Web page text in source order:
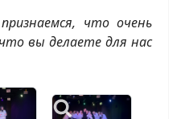
что очень
вы делаете для нас